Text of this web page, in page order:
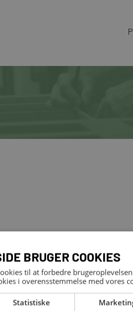
BRUGER COOKIES
til at forbedre
i overensstemmelse med vores
Statistiske